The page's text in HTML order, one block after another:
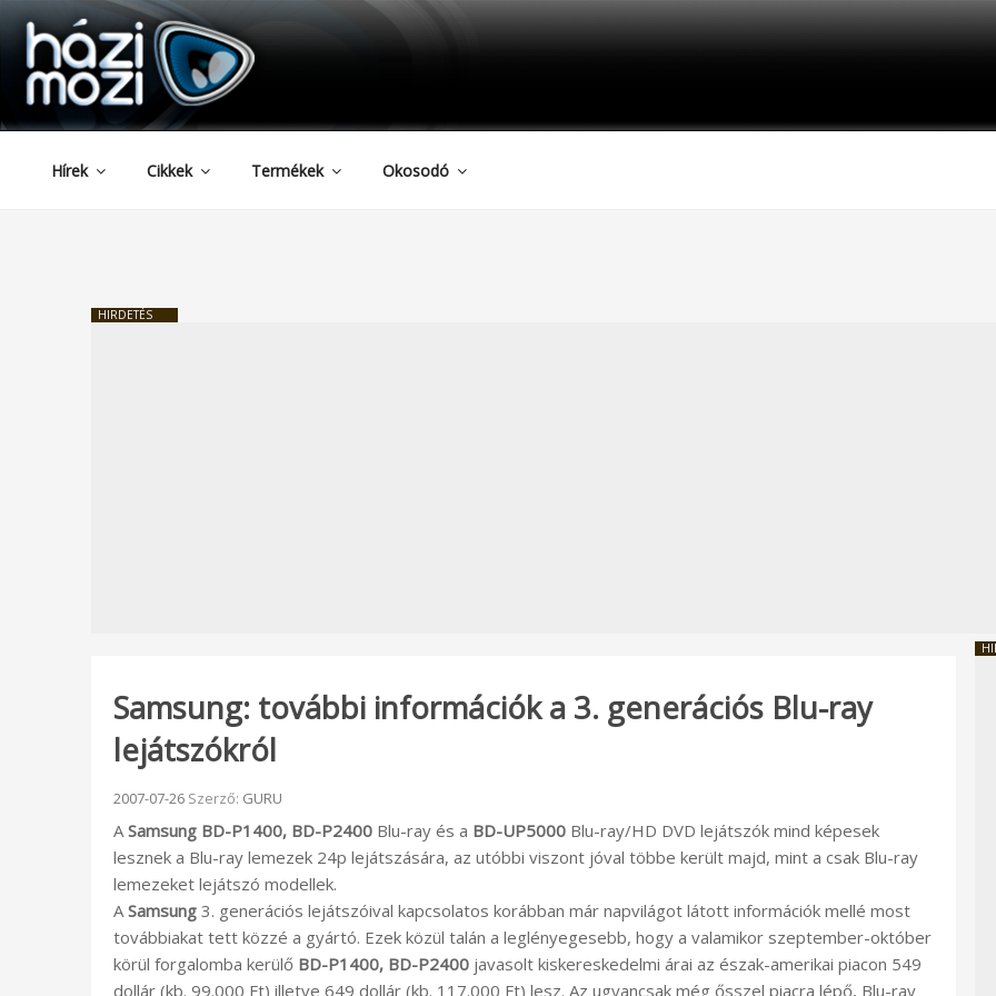
Tartalomhoz
HAZIMOZI
Hírek Cikkek Termékek Okosodó
HIRDETÉS
Samsung: további információk a 3. generációs Blu-ray
lejátszókról
Beküldve:
2007-07-26 Szerző: GURU
A Samsung BD-P1400, BD-P2400 Blu-ray és a BD-UP5000 Blu-ray/HD DVD lejátszók mind képesek
lesznek a Blu-ray lemezek 24p lejátszására, az utóbbi viszont jóval többe került majd, mint a csak Blu-ray
lemezeket lejátszó modellek.
A Samsung 3. generációs lejátszóival kapcsolatos korábban már napvilágot látott információk mellé most
továbbiakat tett közzé a gyártó. Ezek közül talán a leglényegesebb, hogy a valamikor szeptember-október
körül forgalomba kerülő BD-P1400, BD-P2400 javasolt kiskereskedelmi árai az észak-amerikai piacon 549
dollár (kb. 99.000 Ft) illetve 649 dollár (kb. 117.000 Ft) lesz. Az ugyancsak még ősszel piacra lépő, Blu-ray